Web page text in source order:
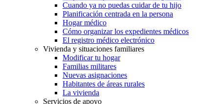
Cuando ya no puedas cuidar de tu hijo
Planificación centrada en la persona
Hogar médico
Cómo organizar los expedientes médicos
El registro médico electrónico
Vivienda y situaciones familiares
Modificar tu hogar
Familias militares
Nuevas asignaciones
Habitantes de áreas rurales
La vivienda
Servicios de apoyo